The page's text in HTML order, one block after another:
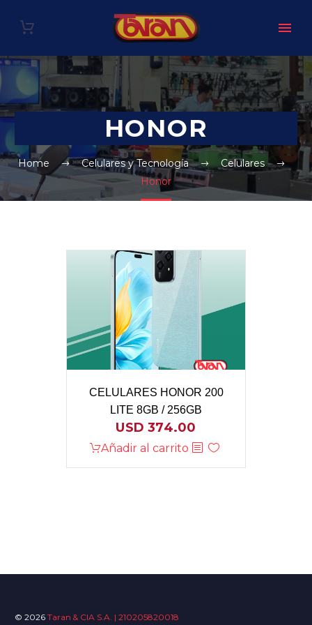
HONOR
Home Celulares y Tecnología
Celulares
Honor
CELULARES HONOR 200
LITE 8GB / 256GB
USD374.00
Añadir al carrito
© 2026 Taran & CIA S.A. | 210205820018